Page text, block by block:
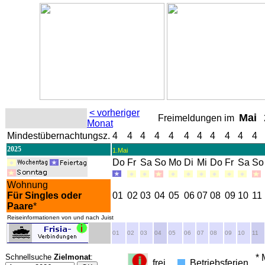
< vorheriger
Monat
Freimeldungen im Mai
Mindestübernachtungsz. 4 4 4 4 4 4 4 4 4 4 4
2025 1.Mai
Do Fr Sa So Mo Di Mi Do Fr Sa So
Wohnung
Für Singles oder
Paare*
01 02 03 04 05 06 07 08 09 10 11
Reiseinformationen von und nach Juist
01 02 03 04 05 06 07 08 09 10 11
Schnellsuche Zielmonat:
frei Betriebsferien
*